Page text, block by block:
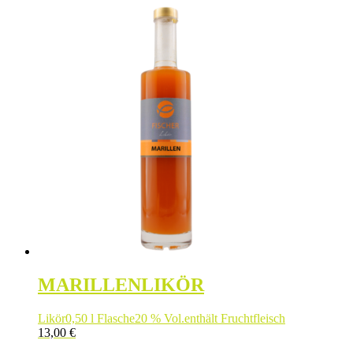
MARILLENLIKÖR
Likör0,50 l Flasche20 % Vol.enthält Fruchtfleisch
13,00 €